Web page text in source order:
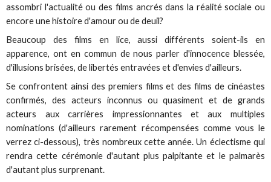
assombri l'actualité ou des films ancrés dans la réalité sociale ou
encore une histoire d'amour ou de deuil?
Beaucoup des films en lice, aussi différents soient-ils en
apparence, ont en commun de nous parler d'innocence blessée,
d'illusions brisées, de libertés entravées et d'envies d'ailleurs.
Se confrontent ainsi des premiers films et des films de cinéastes
confirmés, des acteurs inconnus ou quasiment et de grands
acteurs aux carrières impressionnantes et aux multiples
nominations (d'ailleurs rarement récompensées comme vous le
verrez ci-dessous), très nombreux cette année. Un éclectisme qui
rendra cette cérémonie d'autant plus palpitante et le palmarès
d'autant plus surprenant.